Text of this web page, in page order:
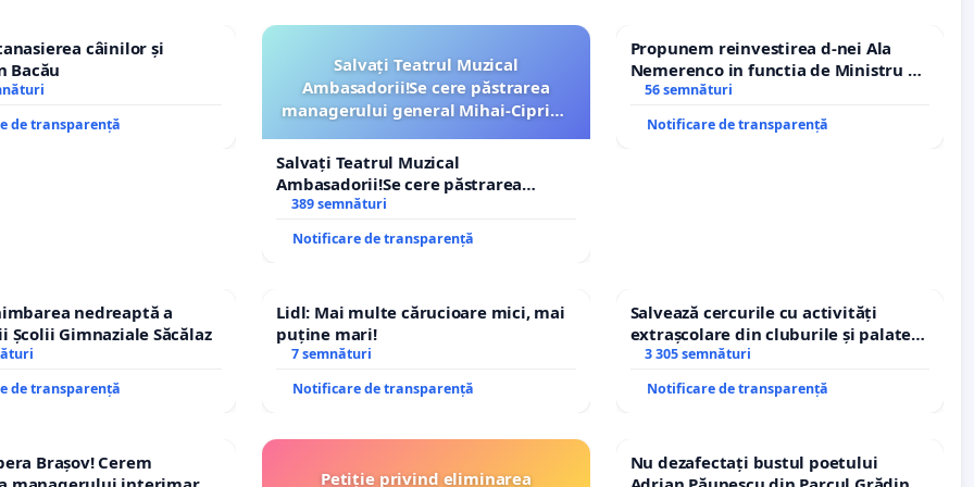
trotuarelor astfel încât acestea să fie late, curate
așa cum erau anterior;
situațiilor în care noroiul ajunge pe trotuare și
modului de execuție a lucrărilor și remedierea
că această petiție este formulată în interes public,
pietonilor și pentru asigurarea unor condiții
de circulație în Comuna Tărtășești.
câinilor și
Bacău
de transparență
Salvați Teatrul Muzical
Ambasadorii!Se cere păstrarea
managerului general Mihai-Ciprian
Salvați Teatrul Muzical
Ambasadorii!Se cere păstrarea
managerului general Mihai-Ciprian
ROGOJAN
389 semnături
Notificare de transparență
Propunem reinvestirea d-nei Ala
Nemerenco in functia de Ministru al
Sanatatii
56 semnături
Notificare de transparență
nedreaptă a
Școlii Gimnaziale Săcălaz
de transparență
Lidl: Mai multe cărucioare mici, mai
puține mari!
7 semnături
Notificare de transparență
Salvează cercurile cu activități
extrașcolare din cluburile și palatele
copiilor
3 305 semnături
Notificare de transparență
Brașov! Cerem
Petiție privind eliminarea
Nu dezafectați bustul poetului